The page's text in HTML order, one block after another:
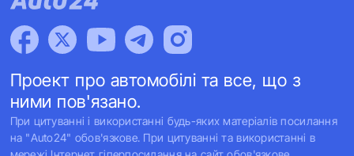
Проект про автомобілі та все, що з
ними пов'язано.
При цитуванні і використанні будь-яких матеріалів посилання
на "Auto24" обов'язкове. При цитуванні та використанні в